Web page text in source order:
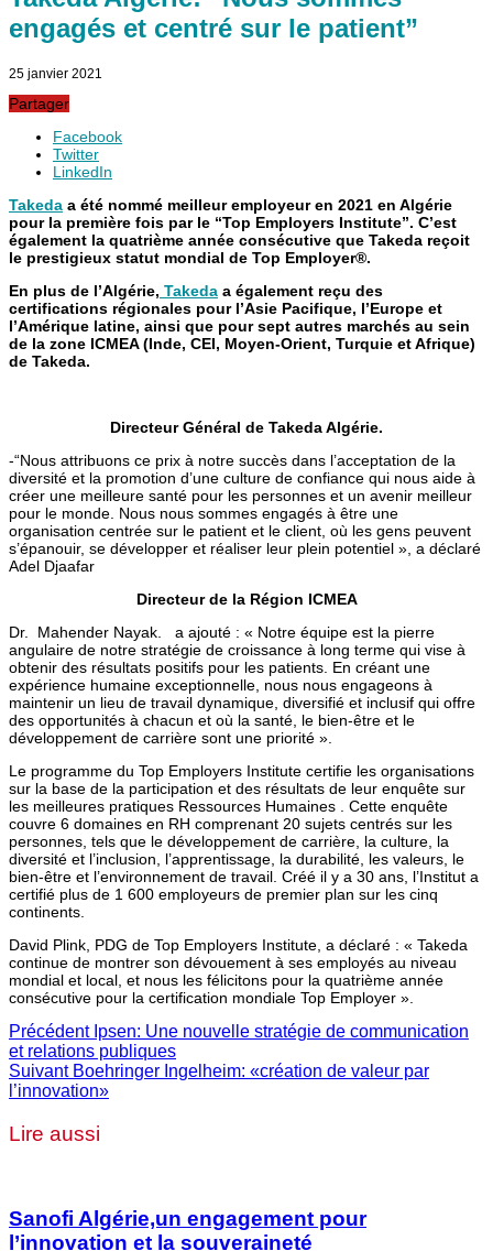
engagés et centré sur le patient”
25 janvier 2021
Partager
Facebook
Twitter
LinkedIn
Takeda a été nommé meilleur employeur en 2021 en Algérie
pour la première fois par le “Top Employers Institute”. C’est
également la quatrième année consécutive que Takeda reçoit
le prestigieux statut mondial de Top Employer®.
En plus de l’Algérie, Takeda a également reçu des
certifications régionales pour l’Asie Pacifique, l’Europe et
l’Amérique latine, ainsi que pour sept autres marchés au sein
de la zone ICMEA (Inde, CEI, Moyen-Orient, Turquie et Afrique)
de Takeda.
Directeur Général de Takeda Algérie.
-“Nous attribuons ce prix à notre succès dans l’acceptation de la
diversité et la promotion d’une culture de confiance qui nous aide à
créer une meilleure santé pour les personnes et un avenir meilleur
pour le monde. Nous nous sommes engagés à être une
organisation centrée sur le patient et le client, où les gens peuvent
s’épanouir, se développer et réaliser leur plein potentiel », a déclaré
Adel Djaafar
Directeur de la Région ICMEA
Dr. Mahender Nayak. a ajouté : « Notre équipe est la pierre
angulaire de notre stratégie de croissance à long terme qui vise à
obtenir des résultats positifs pour les patients. En créant une
expérience humaine exceptionnelle, nous nous engageons à
maintenir un lieu de travail dynamique, diversifié et inclusif qui offre
des opportunités à chacun et où la santé, le bien-être et le
développement de carrière sont une priorité ».
Le programme du Top Employers Institute certifie les organisations
sur la base de la participation et des résultats de leur enquête sur
les meilleures pratiques Ressources Humaines . Cette enquête
couvre 6 domaines en RH comprenant 20 sujets centrés sur les
personnes, tels que le développement de carrière, la culture, la
diversité et l’inclusion, l’apprentissage, la durabilité, les valeurs, le
bien-être et l’environnement de travail. Créé il y a 30 ans, l’Institut a
certifié plus de 1 600 employeurs de premier plan sur les cinq
continents.
David Plink, PDG de Top Employers Institute, a déclaré : « Takeda
continue de montrer son dévouement à ses employés au niveau
mondial et local, et nous les félicitons pour la quatrième année
consécutive pour la certification mondiale Top Employer ».
PrécédentIpsen: Une nouvelle stratégie de communication
et relations publiques
SuivantBoehringer Ingelheim: «création de valeur par
l’innovation»
Lire aussi
Sanofi Algérie,un engagement pour
l’innovation et la souveraineté